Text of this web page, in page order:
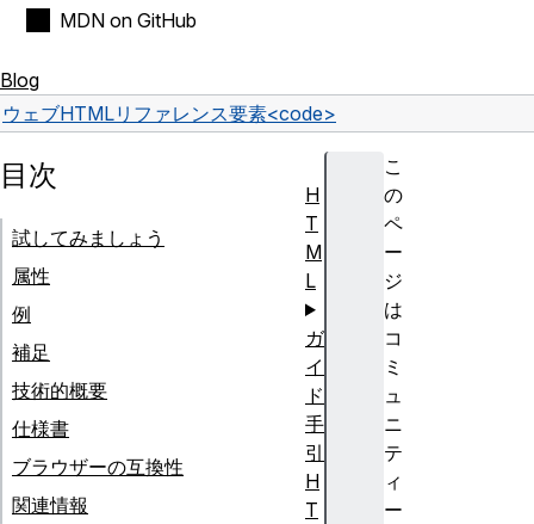
MDN on GitHub
Blog
ウェブHTMLリファレンス要素<code>
こ
の
ペ
ー
ジ
は
コ
ミ
ュ
ニ
テ
ィ
ー
目次
試してみましょう
属性
例
補足
技術的概要
仕様書
ブラウザーの互換性
関連情報
H
T
M
L
ガ
イ
ド
手
引
H
T